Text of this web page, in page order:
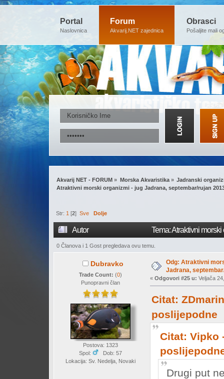
Portal
Naslovnica
Forum
Akvarij.NET zajednica
Obrasci
Pošaljite mali
Akvarij NET - FORUM » Morska Akvaristika» Jadranski
Atraktivni morski organizmi - jug Jadrana, septembar/rujan
Str:1 [2]Sve Dolje
Autor
Tema: Atraktivni
vremena)
0 Članova i 1 Gost pregledava ovu temu.
Dubravko
Trade Count: (0)
Punopravni član
Postova: 1323
Spol:
Dob: 57
Lokacija: Sv. Nedelja, Novaki
Odg: Atraktivni
Jadrana,
« Odgovori #25 u: Veljača
Citat:
poslijepodne
Citat: Vipko
Drugi put